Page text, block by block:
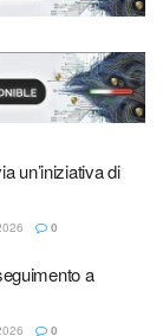
un’iniziativa di
0
a
0